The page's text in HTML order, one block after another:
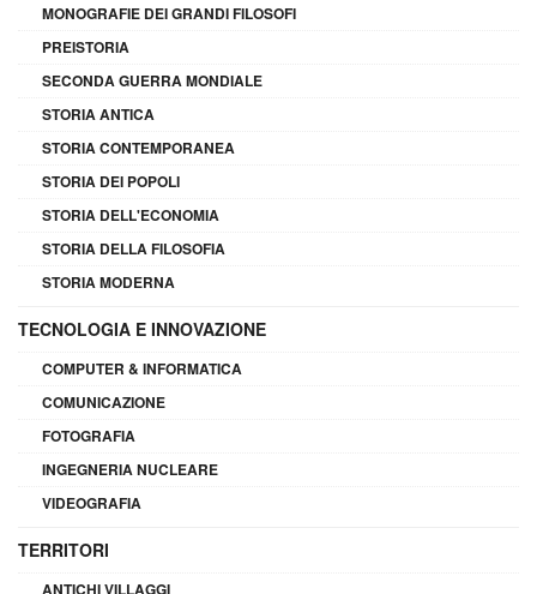
MONOGRAFIE DEI GRANDI FILOSOFI
PREISTORIA
SECONDA GUERRA MONDIALE
STORIA ANTICA
STORIA CONTEMPORANEA
STORIA DEI POPOLI
STORIA DELL'ECONOMIA
STORIA DELLA FILOSOFIA
STORIA MODERNA
TECNOLOGIA E INNOVAZIONE
COMPUTER & INFORMATICA
COMUNICAZIONE
FOTOGRAFIA
INGEGNERIA NUCLEARE
VIDEOGRAFIA
TERRITORI
ANTICHI VILLAGGI